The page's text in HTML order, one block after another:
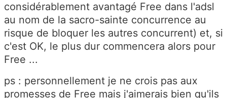
considérablement avantagé Free dans l'adsl
au nom de la sacro-sainte concurrence au
risque de bloquer les autres concurrent) et, si
c'est OK, le plus dur commencera alors pour
Free ...
ps : personnellement je ne crois pas aux
promesses de Free mais j'aimerais bien qu'ils